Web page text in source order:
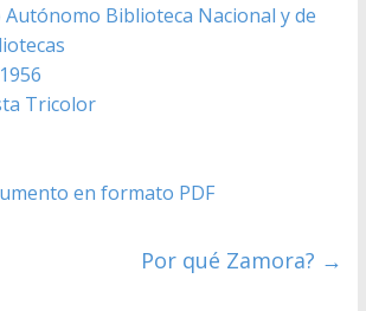
Biblioteca Nacional y de
1956
Tricolor
en formato PDF
Por qué Zamora? →